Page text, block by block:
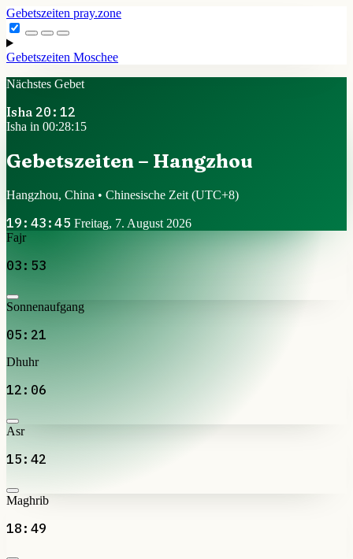
Gebetszeiten pray.zone
Gebetszeiten Moschee
Nächstes Gebet
Isha 20:12
Isha in 00:28:15
Gebetszeiten – Hangzhou
Hangzhou, China • Chinesische Zeit (UTC+8)
19:43:45 Freitag, 7. August 2026
Fajr
03:53
Sonnenaufgang
05:21
Dhuhr
12:06
Asr
15:42
Maghrib
18:49